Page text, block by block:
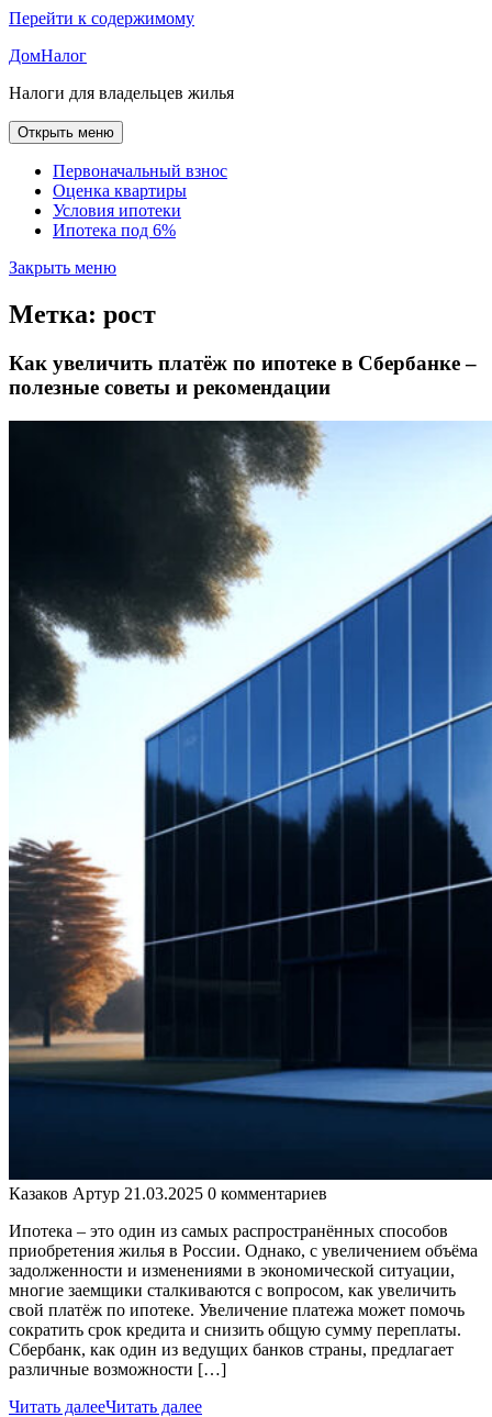
Перейти к содержимому
ДомНалог
Налоги для владельцев жилья
Открыть меню
Первоначальный взнос
Оценка квартиры
Условия ипотеки
Ипотека под 6%
Закрыть меню
Метка: рост
Как увеличить платёж по ипотеке в Сбербанке –
полезные советы и рекомендации
Казаков Артур 21.03.2025 0 комментариев
Ипотека – это один из самых распространённых способов
приобретения жилья в России. Однако, с увеличением объёма
задолженности и изменениями в экономической ситуации,
многие заемщики сталкиваются с вопросом, как увеличить
свой платёж по ипотеке. Увеличение платежа может помочь
сократить срок кредита и снизить общую сумму переплаты.
Сбербанк, как один из ведущих банков страны, предлагает
различные возможности […]
Читать далееЧитать далее